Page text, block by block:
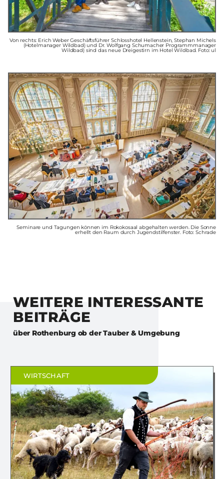
Von rechts: Erich Weber Geschäftsführer Schlosshotel Hellenstein, Stephan Michels
(Hotelmanager Wildbad) und Dr. Wolfgang Schumacher Programmmanager
Wildbad) sind das neue Dreigestirn im Hotel Wildbad. Foto: ul
Seminare und Tagungen können im Rokokosaal abgehalten werden. Die Sonne
erhellt den Raum durch Jugendstilfenster. Foto: Schrade
WEITERE INTERESSANTE
BEITRÄGE
über Rothenburg ob der Tauber & Umgebung
WIRTSCHAFT